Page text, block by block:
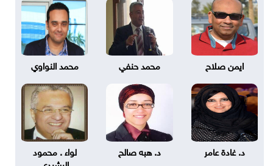
ايمن صلاح محمد حنفي محمد النواوي
د. غادة عامر د. هبه صالح
لواء . محمود